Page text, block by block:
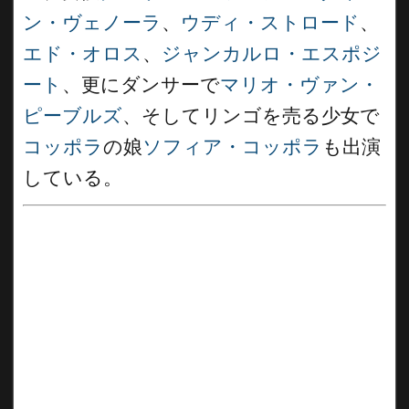
ン・ヴェノーラ 、 ウディ・ストロード 、
エド・オロス 、 ジャンカルロ・エスポジ
ート 、更にダンサーでマリオ・ヴァン・
ピーブルズ、そしてリンゴを売る少女で
コッポラの娘ソフィア・コッポラ も出演
している。